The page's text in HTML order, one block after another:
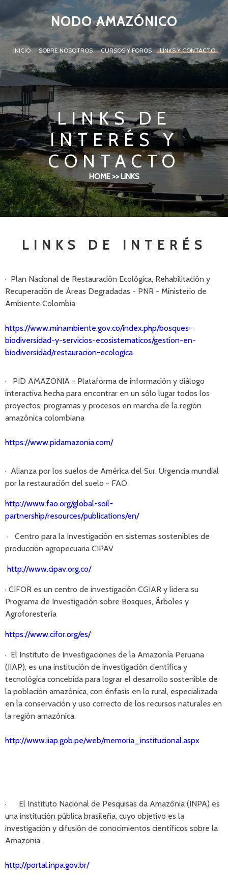
NODO AMAZÓNICO
INICIO SOBRE NOSOTROS CURSOS Y FOROS LINKS Y CONTACTO
LINKS DE
INTERÉS Y
CONTACTO
HOME >> LINKS
LINKS DE INTERÉS
· Plan Nacional de Restauración Ecológica, Rehabilitación y
Recuperación de Áreas Degradadas - PNR - Ministerio de
Ambiente Colombia
https://www.minambiente.gov.co/index.php/bosques-
biodiversidad-y-servicios-ecosistematicos/gestion-en-
biodiversidad/restauracion-ecologica
· PID AMAZONIA - Plataforma de información y diálogo
interactiva hecha para encontrar en un sólo lugar todos los
proyectos, programas y procesos en marcha de la región
amazónica colombiana
https://www.pidamazonia.com/
· Alianza por los suelos de América del Sur. Urgencia mundial
por la restauración del suelo - FAO
http://www.fao.org/global-soil-
partnership/resources/publications/en/
· Centro para la Investigación en sistemas sostenibles de
producción agropecuaria CIPAV
http://www.cipav.org.co/
· CIFOR es un centro de investigación CGIAR y lidera su
Programa de Investigación sobre Bosques, Árboles y
Agroforestería
https://www.cifor.org/es/
· El Instituto de Investigaciones de la Amazonía Peruana
(IIAP), es una institución de investigación científica y
tecnológica concebida para lograr el desarrollo sostenible de
la población amazónica, con énfasis en lo rural, especializada
en la conservación y uso correcto de los recursos naturales en
la región amazónica.
http://www.iiap.gob.pe/web/memoria_institucional.aspx
· El Instituto Nacional de Pesquisas da Amazônia (INPA) es
una institución pública brasileña, cuyo objetivo es la
investigación y difusión de conocimientos científicos sobre la
Amazonia.
http://portal.inpa.gov.br/